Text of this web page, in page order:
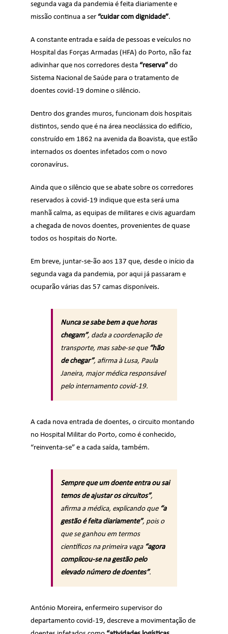
segunda vaga da pandemia é feita diariamente e
missão continua a ser“cuidar com dignidade”.
A constante entrada e saída de pessoas e veículos no
Hospital das Forças Armadas (HFA) do Porto, não faz
adivinhar que nos corredores desta “reserva” do
Sistema Nacional de Saúde para o tratamento de
doentes covid-19 domine o silêncio.
Dentro dos grandes muros, funcionam dois hospitais
distintos, sendo que é na área neoclássica do edifício,
construído em 1862 na avenida da Boavista, que estão
internados os doentes infetados com o novo
coronavírus.
Ainda que o silêncio que se abate sobre os corredores
reservados à covid-19 indique que esta será uma
manhã calma, as equipas de militares e civis aguardam
a chegada de novos doentes, provenientes de quase
todos os hospitais do Norte.
Em breve, juntar-se-ão aos 137 que, desde o início da
segunda vaga da pandemia, por aqui já passaram e
ocuparão várias das 57 camas disponíveis.
Nunca se sabe bem a que horas
chegam”, dada a coordenação de
transporte, mas sabe-se que“hão
de chegar”, afirma à Lusa, Paula
Janeira, major médica responsável
pelo internamento covid-19.
A cada nova entrada de doentes, o circuito montando
no Hospital Militar do Porto, como é conhecido,
“reinventa-se” e a cada saída, também.
Sempre que um doente entra ou sai
temos de ajustar os circuitos”,
afirma a médica, explicando que“a
gestão é feita diariamente”, pois o
que se ganhou em termos
científicos na primeira vaga“agora
complicou-se na gestão pelo
elevado número de doentes”.
António Moreira, enfermeiro supervisor do
departamento covid-19, descreve a movimentação de